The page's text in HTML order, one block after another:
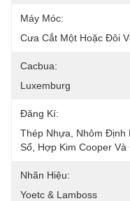
Máy Móc:
Cưa Cắt Một Hoặc Đôi
Cacbua:
Luxemburg
Đăng Kí:
Thép Nhựa, Nhôm Định
Sổ, Hợp Kim Cooper
Nhãn Hiệu:
Yoetc & Lamboss